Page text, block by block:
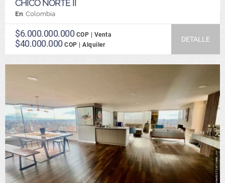
CHICO NORTE II
En: Colombia
$6.000.000.000 COP | Venta
$40.000.000 COP | Alquiler
DETALLE